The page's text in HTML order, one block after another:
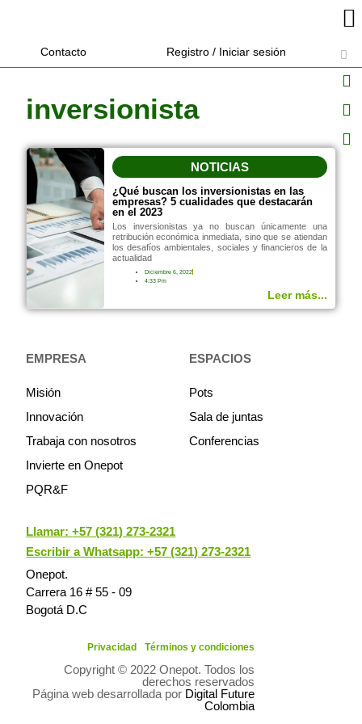
Contacto Registro / Iniciar sesión
inversionista
NOTICIAS
¿Qué buscan los inversionistas en las
empresas? 5 cualidades que destacarán
en el 2023
Los inversionistas ya no buscan únicamente una
retribución económica inmediata, sino que se atiendan
los desafíos ambientales, sociales y financieros de la
actualidad
Diciembre 6, 2022
4:33 Pm
Leer más...
EMPRESA
Misión
Innovación
Trabaja con nosotros
Invierte en Onepot
PQR&F
ESPACIOS
Pots
Sala de juntas
Conferencias
Llamar:+57 (321) 273-2321
Escribir a Whatsapp: +57 (321) 273-2321
Onepot.
Carrera 16 # 55 - 09
Bogotá D.C
Privacidad Términos y condiciones
Copyright © 2022 Onepot. Todos los
derechos reservados
Página web desarrollada por Digital Future
Colombia